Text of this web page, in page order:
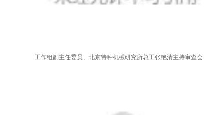
工作组副主任委员、北京特种机械研究所总工张艳清主持审查会